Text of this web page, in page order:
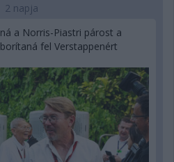
2 napja
a Norris-Piastri párost a
fel Verstappenért